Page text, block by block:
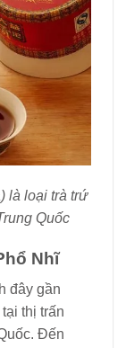
là loại trà trứ
Quốc
Nhĩ
đây gần
thị trấn
Đến